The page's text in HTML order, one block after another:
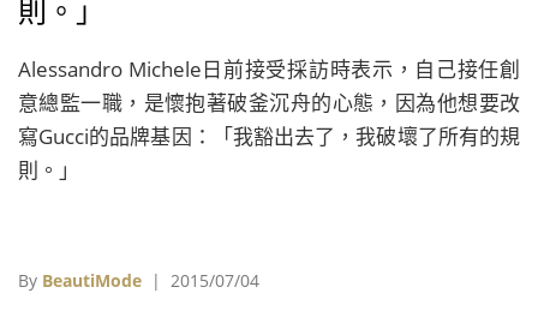
則。」
Alessandro Michele日前接受採訪時表示，自己接任創
意總監一職，是懷抱著破釜沉舟的心態，因為他想要改
寫Gucci的品牌基因：「我豁出去了，我破壞了所有的規
則。」
By BeautiMode | 2015/07/04